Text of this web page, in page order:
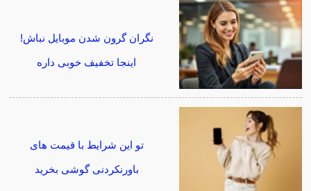
نگران گرون شدن موبایل نباش!
اینجا تخفیف خوبی داره
تو این شرایط با قیمت های
باورنکردنی گوشی بخرید